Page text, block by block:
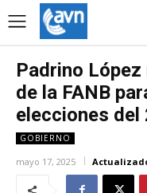
Padrino
de la FANB
elecciones del
GOBIERNO
mayo 17, 2025